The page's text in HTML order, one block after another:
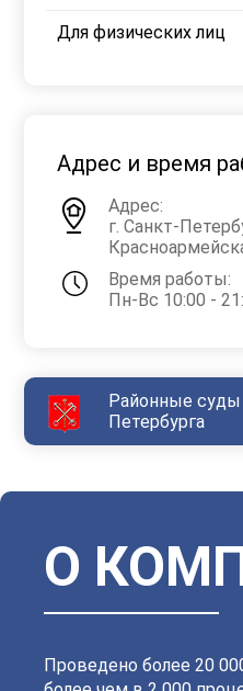
Для физических лиц
Адрес и время
Адрес:
г. Санкт-
Время работы:
Пн-Вс 10:00 -
Районные суды
Петербурга
Московский
Невский
Петродворцовый
Смольнинский
О
Проведено более 20